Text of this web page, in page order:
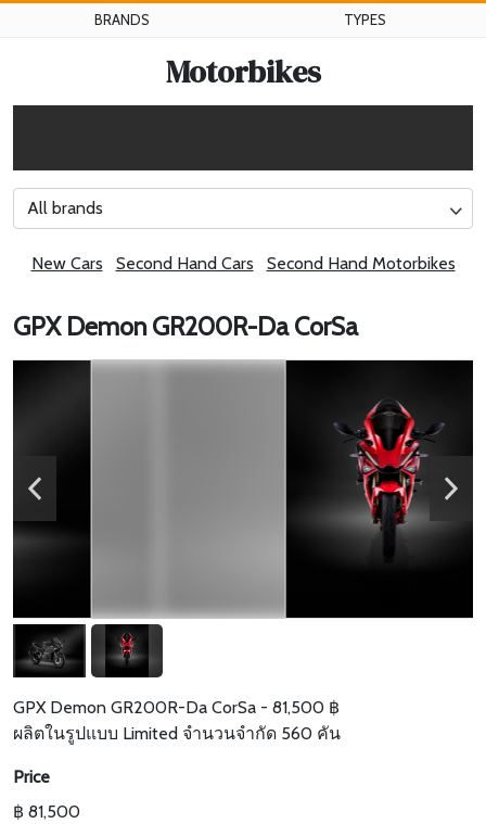
BRANDS TYPES
Motorbikes
All brands
New Cars Second Hand Cars Second Hand Motorbikes
GPX Demon GR200R-Da CorSa
GPX Demon GR200R-Da CorSa - 81,500 ฿
ผลิตในรูปแบบ Limited จำนวนจำกัด 560 คัน
Price
฿ 81,500